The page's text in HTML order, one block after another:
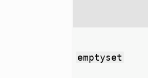
emptyset